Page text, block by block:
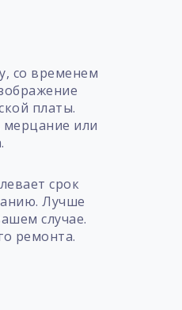
со временем
платы.
мерцание или
срок
Лучше
случае.
ремонта.